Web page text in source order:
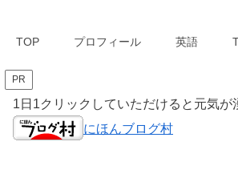
TOP プロフィール 英語
PR
1日1クリックしていただけると元気が
にほんブログ村